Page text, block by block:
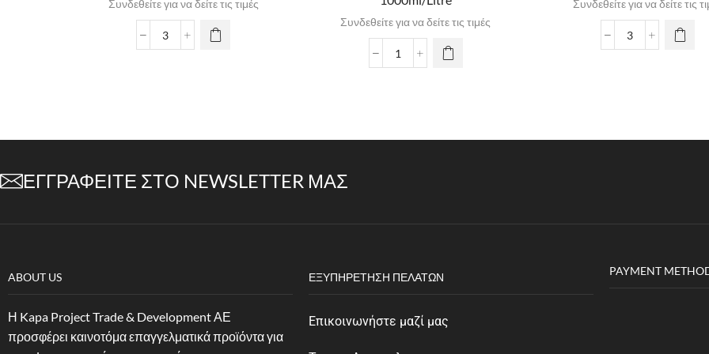
Συνδεθείτε για να δείτε τις τιμές
Συνδεθείτε για να δείτε τις τιμές
Συνδεθείτε για να δείτε τις
ΕΓΓΡΑΦΕΊΤΕ ΣΤΟ NEWSLETTER ΜΑΣ
ABOUT US
Η Kapa Project Trade & Development ΑΕ
προσφέρει καινοτόμα επαγγελματικά προϊόντα για
ΕΞΥΠΗΡΈΤΗΣΗ ΠΕΛΑΤΏΝ
Επικοινωνήστε μαζί μας
PAYMENT